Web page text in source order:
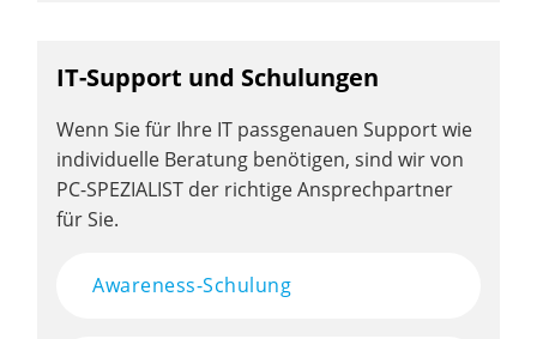
IT-Support und Schulungen
Wenn Sie für Ihre IT passgenauen Support wie
individuelle Beratung benötigen, sind wir von
PC-SPEZIALIST der richtige Ansprechpartner
für Sie.
Awareness-Schulung